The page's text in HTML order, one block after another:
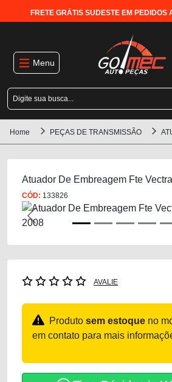
FRETE GRÁTIS SUDESTE EM PEDIDOS
Menu
Home PEÇAS DE TRANSMISSÃO
Atuador De Embreagem Fte
CÓD: 133826
Previous
AVALIE
Produto sem estoque no
em contato para mais